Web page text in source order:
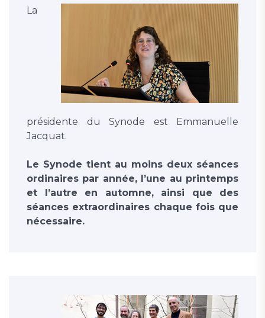
La
présidente du Synode est Emmanuelle
Jacquat.
Le Synode tient au moins deux séances
ordinaires par année, l’une au printemps
et l’autre en automne, ainsi que des
séances extraordinaires chaque fois que
nécessaire.